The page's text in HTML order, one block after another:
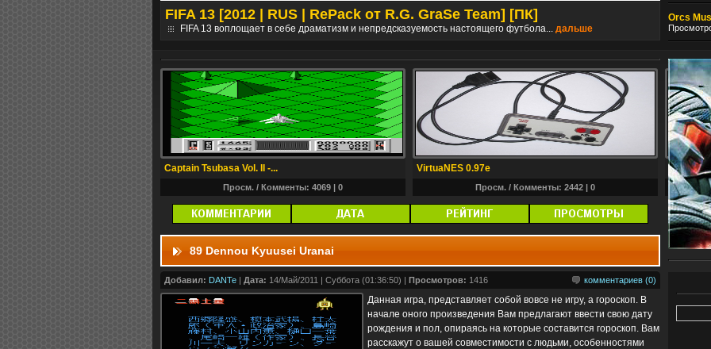
FIFA 13 [2012 | RUS | RePack от R.G. GraSe Team] [ПК]
FIFA 13 воплощает в себе драматизм и непредсказуемость настоящего футбола... дальше
Orcs
Captain Tsubasa Vol. II -...
Просм. / Комменты: 4069 | 0
VirtuaNES 0.97e
Просм. / Комменты: 2442 | 0
89 Dennou Kyuusei Uranai
комментариев (0)
Добавил: DANTe | Дата: 14/Май/2011 | Суббота (01:36:50) | Просмотров: 1416
Данная игра, представляет собой вовсе не игру, а гороскоп. В
начале оного произведения Вам предлагают ввести свою дату
рождения и пол, опираясь на которые составится гороскоп. Вам
расскажут о вашей совместимости с людьми, особенностями